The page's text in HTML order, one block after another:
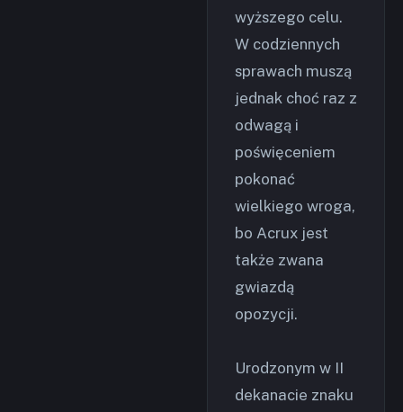
wyższego celu.
W codziennych
sprawach muszą
jednak choć raz z
odwagą i
poświęceniem
pokonać
wielkiego wroga,
bo Acrux jest
także zwana
gwiazdą
opozycji.
Urodzonym w II
dekanacie znaku